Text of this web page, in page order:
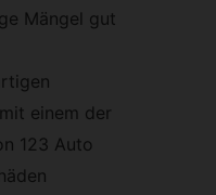
Mängel gut
einem der
123 Auto